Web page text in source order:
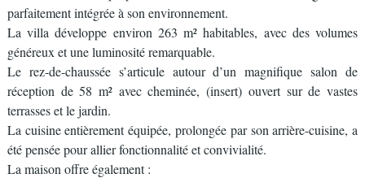
parfaitement intégrée à son environnement.
La villa développe environ 263 m² habitables, avec des volumes
généreux et une luminosité remarquable.
Le rez-de-chaussée s’articule autour d’un magnifique salon de
réception de 58 m² avec cheminée, (insert) ouvert sur de vastes
terrasses et le jardin.
La cuisine entièrement équipée, prolongée par son arrière-cuisine, a
été pensée pour allier fonctionnalité et convivialité.
La maison offre également :